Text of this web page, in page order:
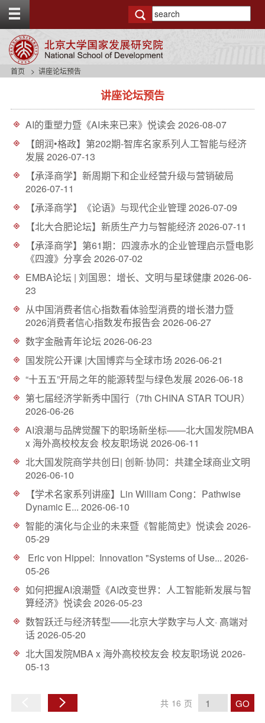
g
t
首页 讲座论坛预告
讲座论坛预告
AI的重塑力暨《AI未来已来》悦读会 2026-08-07
【朗润•格政】第202期-智库名家系列人工智能与经济
发展2026-07-13
【承泽商学】新周期下和企业经营升级与营销破局
2026-07-11
【承泽商学】《论语》与现代企业管理 2026-07-09
【北大合肥论坛】新质生产力与智能经济2026-07-11
【承泽商学】第61期：四渡赤水的企业管理启示暨电影
《四渡》分享会 2026-07-02
EMBA论坛 | 刘国恩：增长、文明与星球健康2026-06-
23
从中国消费者信心指数看体验型消费的增长潜力暨
2026消费者信心指数发布报告会 2026-06-27
数字金融青年论坛 2026-06-23
国发院公开课 |大国博弈与全球市场 2026-06-21
“十五五”开局之年的能源转型与绿色发展2026-06-18
第七届经济学新秀中国行（7th CHINA STAR TOUR）
2026-06-26
AI浪潮与品牌觉醒下的职场新坐标——北大国发院MBA
x 海外高校校友会 校友职场说2026-06-11
北大国发院商学共创日| 创新·协同：共建全球商业文明
2026-06-10
【学术名家系列讲座】Lin William Cong：Pathwise
Dynamic E... 2026-06-10
智能的演化与企业的未来暨《智能简史》悦读会 2026-
05-29
Eric von Hippel: Innovation "Systems of Use... 2026-
05-26
如何把握AI浪潮暨《AI改变世界：人工智能新发展与智
算经济》悦读会 2026-05-23
数智跃迁与经济转型——北京大学数字与人文· 高端对
话2026-05-20
北大国发院MBA x 海外高校校友会 校友职场说2026-
05-13
下
共 16 页 GO